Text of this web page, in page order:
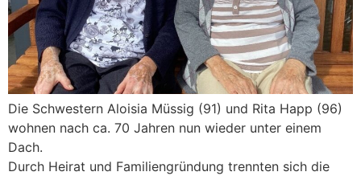
Die Schwestern Aloisia Müssig (91) und Rita Happ (96)
wohnen nach ca. 70 Jahren nun wieder unter einem
Dach.
Durch Heirat und Familiengründung trennten sich die